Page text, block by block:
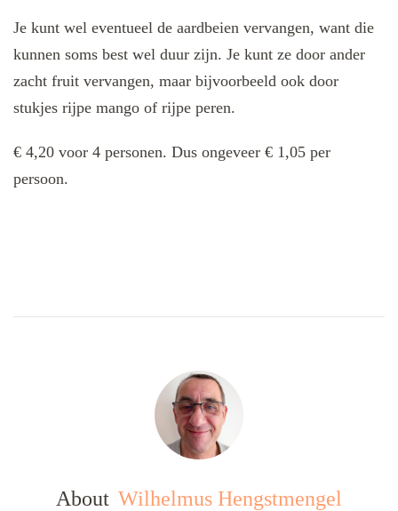
Je kunt wel eventueel de aardbeien vervangen, want die
kunnen soms best wel duur zijn. Je kunt ze door ander
zacht fruit vervangen, maar bijvoorbeeld ook door
stukjes rijpe mango of rijpe peren.
€ 4,20 voor 4 personen. Dus ongeveer € 1,05 per
persoon.
About Wilhelmus Hengstmengel